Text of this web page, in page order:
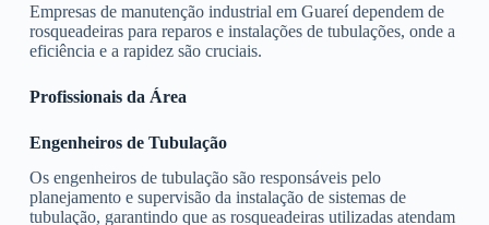
Empresas de manutenção industrial em Guareí dependem de
rosqueadeiras para reparos e instalações de tubulações, onde a
eficiência e a rapidez são cruciais.
Profissionais da Área
Engenheiros de Tubulação
Os engenheiros de tubulação são responsáveis pelo
planejamento e supervisão da instalação de sistemas de
tubulação, garantindo que as rosqueadeiras utilizadas atendam